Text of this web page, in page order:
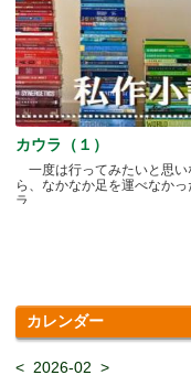
カウラ（１）
一度は行ってみたいと思い
ら、なかなか足を運べなかっ
ラ.....
カレンダー
< 2026-02 >